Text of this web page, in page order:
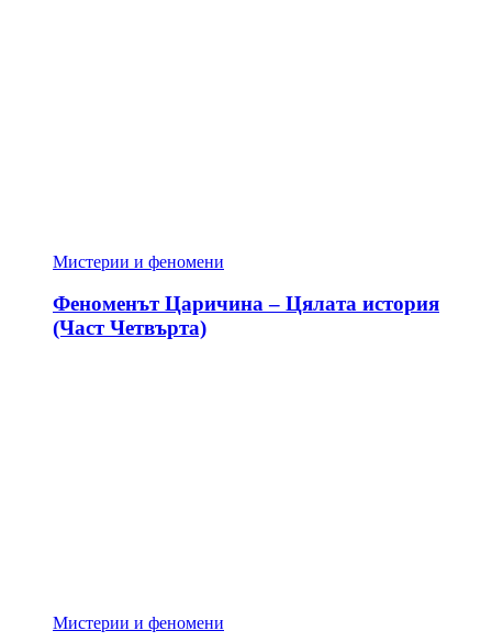
Мистерии и феномени
Феноменът Царичина – Цялата история
(Част Четвърта)
Мистерии и феномени